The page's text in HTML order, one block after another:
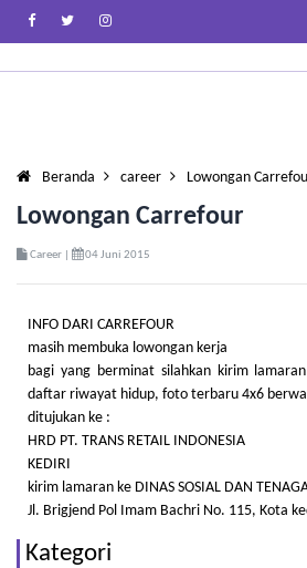
Beranda career Lowongan
Lowongan Carrefour
Career | 04 Juni 2015
INFO DARI CARREFOUR
masih membuka lowongan kerja
bagi yang berminat silahkan kirim
daftar riwayat hidup, foto terbaru 4x6
ditujukan ke :
HRD PT. TRANS RETAIL INDONESIA
KEDIRI
kirim lamaran ke DINAS SOSIAL DAN TENAGA
Jl. Brigjend Pol Imam Bachri No. 115, Kota
Kategori